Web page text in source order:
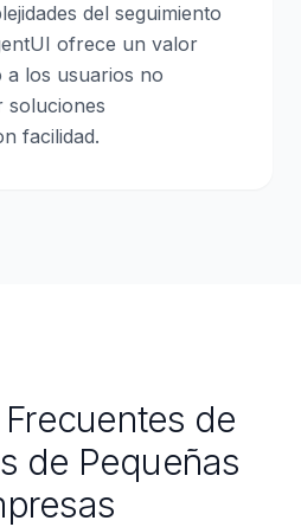
del seguimiento
ofrece un valor
a los usuarios no
soluciones
facilidad.
de
de Pequeñas